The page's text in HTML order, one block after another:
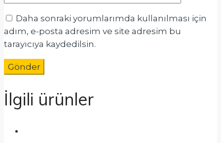
Daha sonraki yorumlarımda kullanılması için
adım, e-posta adresim ve site adresim bu
tarayıcıya kaydedilsin.
İlgili ürünler